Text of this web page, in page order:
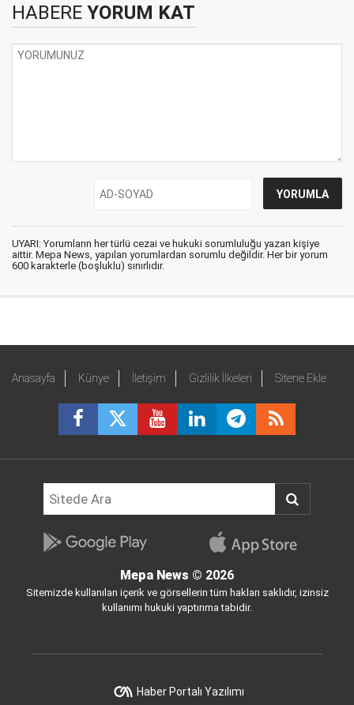
HABERE YORUM KAT
UYARI: Yorumların her türlü cezai ve hukuki sorumluluğu yazan kişiye
aittir. Mepa News, yapılan yorumlardan sorumlu değildir. Her bir yorum
600 karakterle (boşluklu) sınırlıdır.
Anasayfa Künye İletişim Gizlilik İlkeleri Sitene Ekle
Mepa News © 2026
Sitemizde kullanılan içerik ve görsellerin tüm hakları saklıdır, izinsiz
kullanımı hukuki yaptırıma tabidir.
Haber Portalı Yazılımı